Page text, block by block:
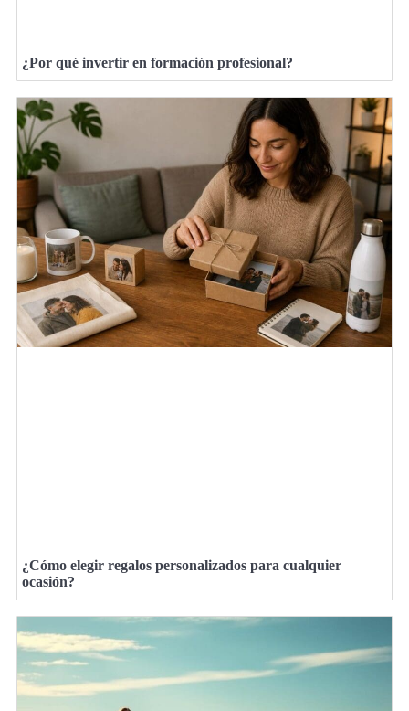
¿Por qué invertir en formación profesional?
¿Cómo elegir regalos personalizados para cualquier
ocasión?